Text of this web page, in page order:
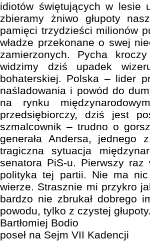
idiotów świętujących w lesie
zbieramy żniwo głupoty
pamięci trzydzieści milionów
władze przekonane o swej
zamierzonych. Pycha
widzimy dziś upadek
bohaterskiej. Polska – lider
naśladowania i powód do
na rynku
przedsiębiorczy, dziś jest
szmalcownik – trudno o
generała Andersa, jednego
tragiczna sytuacja
senatora PiS-u. Pierwszy
polityka tej partii. Nie ma
wierze. Strasznie mi przykro
bardzo nie zbrukał dobrego
powodu, tylko z czystej głupoty.
Bartłomiej Bodio
poseł na Sejm VII Kadencji